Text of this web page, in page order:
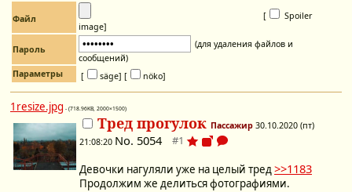
Файл [
Spoiler
image]
Пароль
(для удаления файлов и
сообщений)
Параметры
[ säge] [ nöko]
1resize.jpg - (718.96KB, 2000×1500)
Тред прогулок Пассажир 30.10.2020 (пт)
21:08:20 No. 5054
Девочки нагуляли уже на целый тред>>1183
Продолжим же делиться фотографиями.